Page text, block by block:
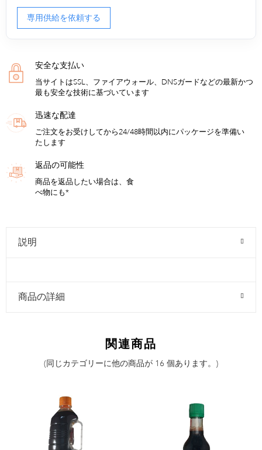
専用供給を依頼する
安全な支払い
当サイトはSSL、ファイアウォール、DNSガードなどの最新かつ
最も安全な技術に基づいています
迅速な配達
ご注文をお受けしてから24/48時間以内にパッケージを準備い
たします
返品の可能性
商品を返品したい場合は、食
べ物にも*
説明
商品の詳細
関連商品
(同じカテゴリーに他の商品が 16 個あります。)